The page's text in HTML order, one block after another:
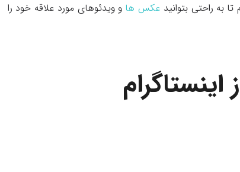
به راحتی بتوانید عکس ها و ویدئوهای مورد علاقه خود را